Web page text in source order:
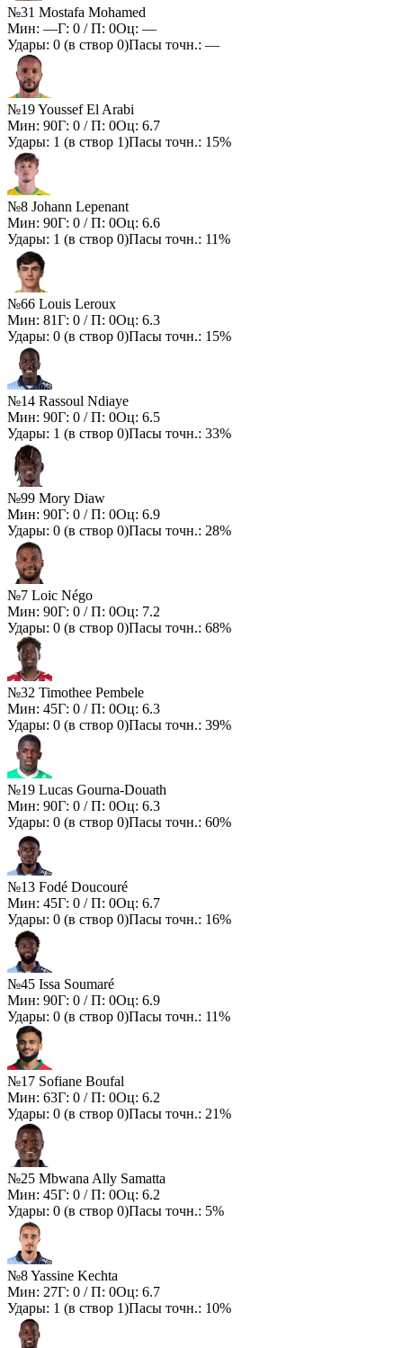
№31 Mostafa Mohamed
Мин: —Г: 0 / П: 0Оц: —
Удары: 0 (в створ 0)Пасы точн.: —
№19 Youssef El Arabi
Мин: 90Г: 0 / П: 0Оц: 6.7
Удары: 1 (в створ 1)Пасы точн.: 15%
№8 Johann Lepenant
Мин: 90Г: 0 / П: 0Оц: 6.6
Удары: 1 (в створ 0)Пасы точн.: 11%
№66 Louis Leroux
Мин: 81Г: 0 / П: 0Оц: 6.3
Удары: 0 (в створ 0)Пасы точн.: 15%
№14 Rassoul Ndiaye
Мин: 90Г: 0 / П: 0Оц: 6.5
Удары: 1 (в створ 0)Пасы точн.: 33%
№99 Mory Diaw
Мин: 90Г: 0 / П: 0Оц: 6.9
Удары: 0 (в створ 0)Пасы точн.: 28%
№7 Loic Négo
Мин: 90Г: 0 / П: 0Оц: 7.2
Удары: 0 (в створ 0)Пасы точн.: 68%
№32 Timothee Pembele
Мин: 45Г: 0 / П: 0Оц: 6.3
Удары: 0 (в створ 0)Пасы точн.: 39%
№19 Lucas Gourna-Douath
Мин: 90Г: 0 / П: 0Оц: 6.3
Удары: 0 (в створ 0)Пасы точн.: 60%
№13 Fodé Doucouré
Мин: 45Г: 0 / П: 0Оц: 6.7
Удары: 0 (в створ 0)Пасы точн.: 16%
№45 Issa Soumaré
Мин: 90Г: 0 / П: 0Оц: 6.9
Удары: 0 (в створ 0)Пасы точн.: 11%
№17 Sofiane Boufal
Мин: 63Г: 0 / П: 0Оц: 6.2
Удары: 0 (в створ 0)Пасы точн.: 21%
№25 Mbwana Ally Samatta
Мин: 45Г: 0 / П: 0Оц: 6.2
Удары: 0 (в створ 0)Пасы точн.: 5%
№8 Yassine Kechta
Мин: 27Г: 0 / П: 0Оц: 6.7
Удары: 1 (в створ 1)Пасы точн.: 10%